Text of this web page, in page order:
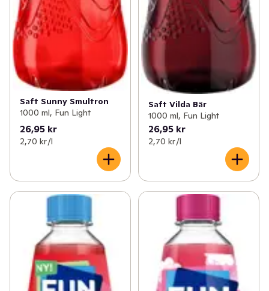
Saft Sunny Smultron
1000 ml, Fun Light
26,95 kr
2,70 kr /l
Saft Vilda Bär
1000 ml, Fun Light
26,95 kr
2,70 kr /l